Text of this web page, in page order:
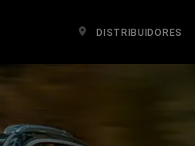
DISTRIBUIDORES